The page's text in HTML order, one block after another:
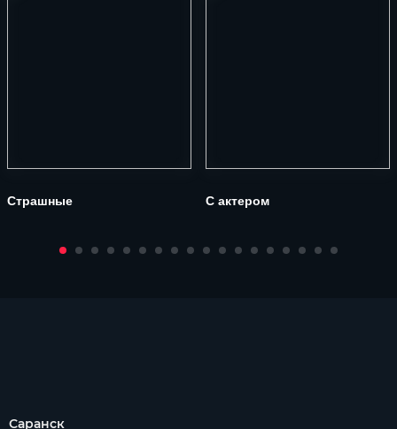
Страшные С актером
Саранск